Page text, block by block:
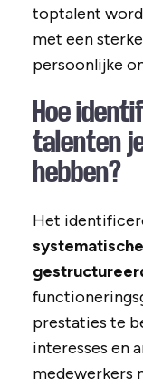
toptalent
met een
persoonlijke
Hoe
talenten
hebben?
Het
prestaties te
interesses en
medewerkers